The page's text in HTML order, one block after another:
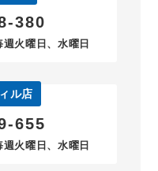
380
火曜日、水曜日
ル店
655
火曜日、水曜日